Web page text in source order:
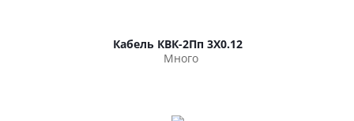
Кабель КВК-2Пп 3Х0.12
Много